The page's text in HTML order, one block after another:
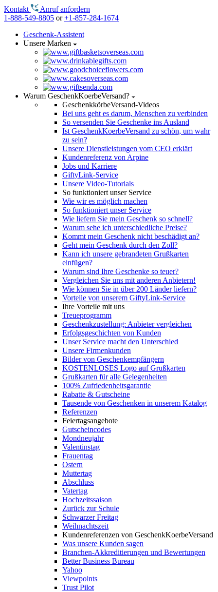
Kontakt
Anruf anfordern
1-888-549-8805 or+1-857-284-1674
Geschenk-Assistent
Unsere Marken
Warum GeschenkKoerbeVersand?
GeschenkkörbeVersand-Videos
Bei uns geht es darum, Menschen zu verbinden
So versenden Sie Geschenke ins Ausland
Ist GeschenkKoerbeVersand zu schön, um wahr
zu sein?
Unsere Dienstleistungen vom CEO erklärt
Kundenreferenz von Arpine
Jobs und Karriere
GiftyLink-Service
Unsere Video-Tutorials
So funktioniert unser Service
Wie wir es möglich machen
So funktioniert unser Service
Wie liefern Sie mein Geschenk so schnell?
Warum sehe ich unterschiedliche Preise?
Kommt mein Geschenk nicht beschädigt an?
Geht mein Geschenk durch den Zoll?
Kann ich unsere gebrandeten Grußkarten
einfügen?
Warum sind Ihre Geschenke so teuer?
Vergleichen Sie uns mit anderen Anbietern!
Wie können Sie in über 200 Länder liefern?
Vorteile von unserem GiftyLink-Service
Ihre Vorteile mit uns
Treueprogramm
Geschenkzustellung: Anbieter vergleichen
Erfolgsgeschichten von Kunden
Unser Service macht den Unterschied
Unsere Firmenkunden
Bilder von Geschenkempfängern
KOSTENLOSES Logo auf Grußkarten
Grußkarten für alle Gelegenheiten
100% Zufriedenheitsgarantie
Rabatte & Gutscheine
Tausende von Geschenken in unserem Katalog
Referenzen
Feiertagsangebote
Gutscheincodes
Mondneujahr
Valentinstag
Frauentag
Ostern
Muttertag
Abschluss
Vatertag
Hochzeitssaison
Zurück zur Schule
Schwarzer Freitag
Weihnachtszeit
Kundenreferenzen von GeschenkKoerbeVersand
Was unsere Kunden sagen
Branchen-Akkreditierungen und Bewertungen
Better Business Bureau
Yahoo
Viewpoints
Trust Pilot